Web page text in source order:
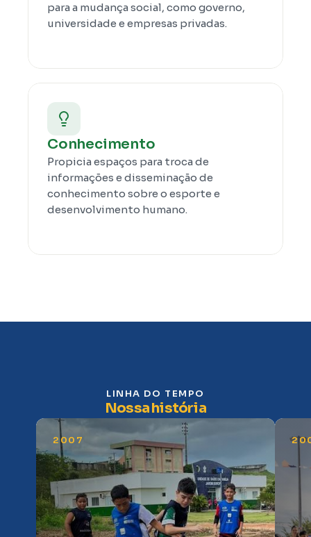
para a mudança social, como governo,
universidade e empresas privadas.
Conhecimento
Propicia espaços para troca de
informações e disseminação de
conhecimento sobre o esporte e
desenvolvimento humano.
LINHA DO TEMPO
Nossa história
2007